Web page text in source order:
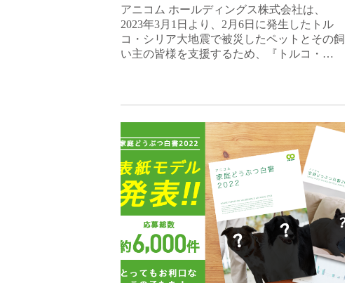
アニコム ホールディングス株式会社は、
2023年3月1日より、2月6日に発生したトル
コ・シリア大地震で被災したペットとその飼
い主の皆様を支援するため、『トルコ・…